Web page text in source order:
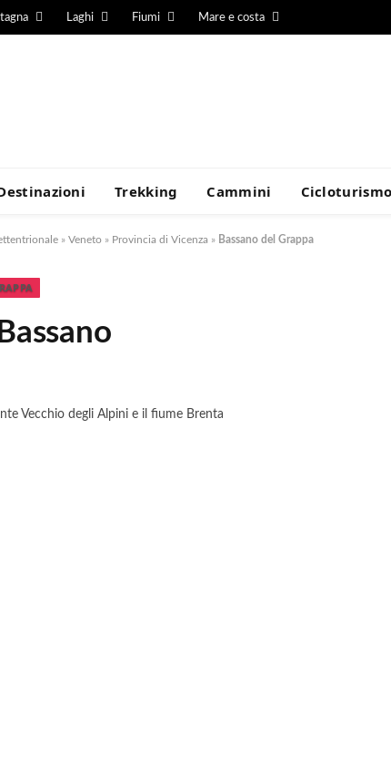
Laghi Fiumi Mare e costa
Trekking Cammini Cicloturismo
» Veneto » Provincia di Vicenza » Bassano del Grappa